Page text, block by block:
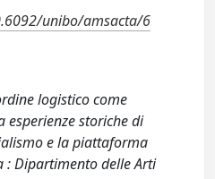
unibo/amsacta/6
logistico come
storiche di
e la piattaforma
: Dipartimento delle Arti